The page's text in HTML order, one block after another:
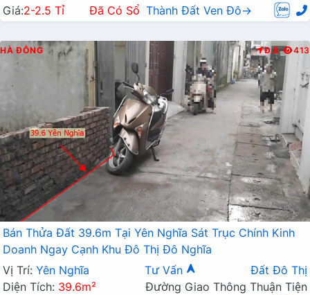
Giá:2-2.5 Tỉ Đã Có Sổ Thành Đất Ven Đô→
HÀ ĐÔNG Đ.B 413
Bán Thửa Đất 39.6m Tại Yên Nghĩa Sát Trục Chính Kinh
Doanh Ngay Cạnh Khu Đô Thị Đô Nghĩa
Vị Trí: Yên Nghĩa Tư Vấn
Đất Đô Thị
Diện Tích: 39.6m²
Đường Giao Thông Thuận Tiện